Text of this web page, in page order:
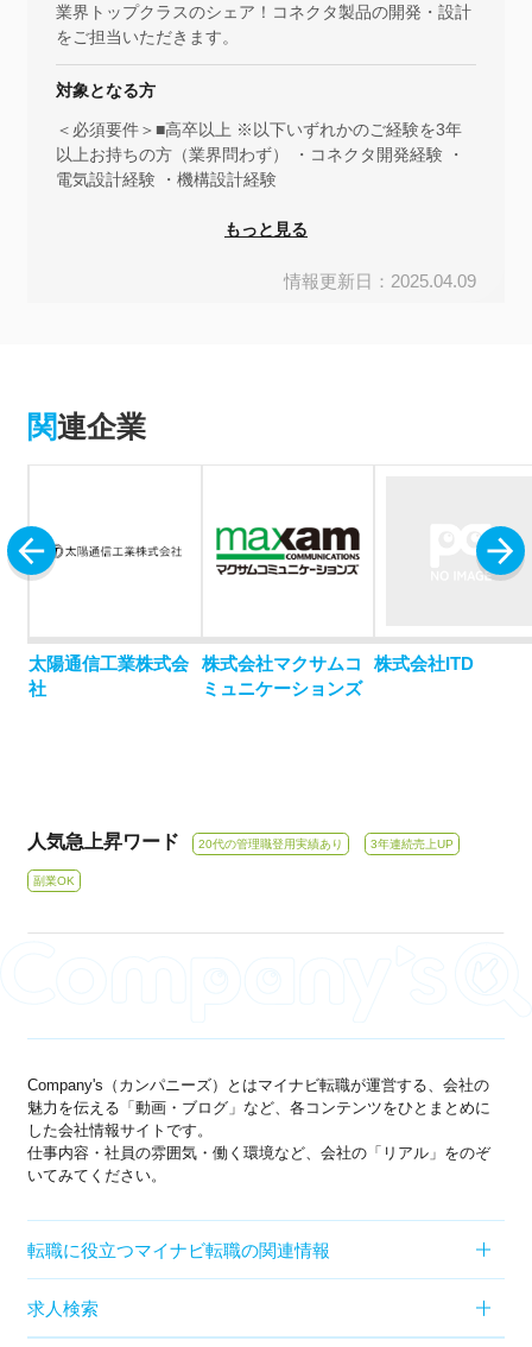
情報更新日：2025.04.09
業界トップクラスのシェア！コネクタ製品の開発・設計
をご担当いただきます。
対象となる方
＜必須要件＞■高卒以上 ※以下いずれかのご経験を3年
以上お持ちの方（業界問わず） ・コネクタ開発経験 ・
電気設計経験 ・機構設計経験
もっと見る
関連企業
太陽通信工業株式会
社
株式会社マクサムコ
ミュニケーションズ
株式会社ITD
人気急上昇ワード 20代の管理職登用実績あり 3年連続売上UP
副業OK
Company's（カンパニーズ）とはマイナビ転職が運営する、会社の
魅力を伝える「動画・ブログ」など、各コンテンツをひとまとめに
した会社情報サイトです。
仕事内容・社員の雰囲気・働く環境など、会社の「リアル」をのぞ
いてみてください。
転職に役立つマイナビ転職の関連情報
求人検索